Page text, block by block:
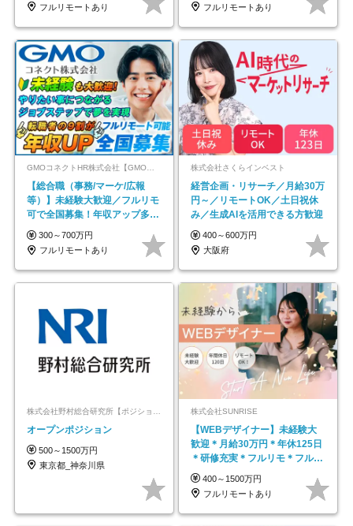
フルリモートあり
フルリモートあり
GMOコネクトHR株式会社【GMOインターネットグループ】
【総合職（事務/マーケ/広報
等）】未経験大歓迎／フルリモ
可で全国募集！年収アップ多数
★年休最大130日★
300～700万円
フルリモートあり
株式会社さくらインベスト
経営企画・リサーチ／月給30万
円～／リモートOK／土日祝休
み／生成AIを活用できる方歓迎
400～600万円
大阪府
オープンポジション
500～1500万円
東京都_神奈川県
株式会社SUNRISE
【WEBデザイナー】未経験大
歓迎＊月給30万円＊年休125日
＊研修充実＊フルリモ＊フルフ
レックス＊
400～1500万円
フルリモートあり